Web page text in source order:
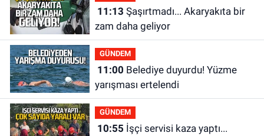
11:13
zam daha geliyor
GÜNDEM
11:00
yarışması ertelendi
GÜNDEM
10:55